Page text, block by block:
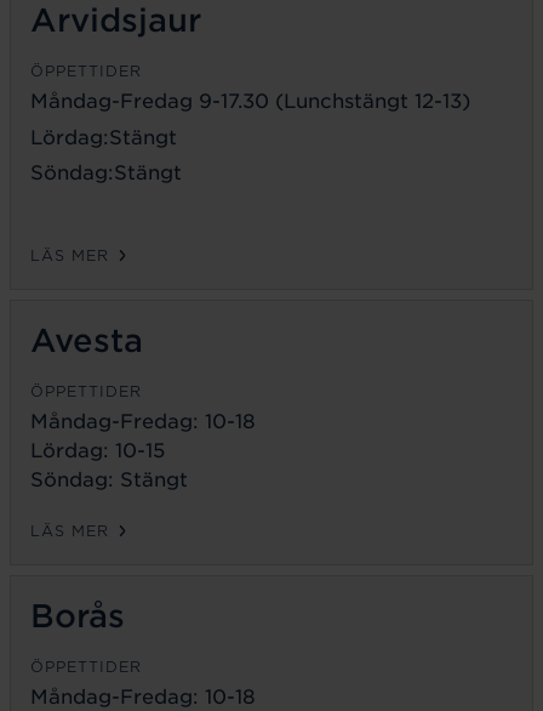
Arvidsjaur
ÖPPETTIDER
Måndag-Fredag 9-17.30 (Lunchstängt 12-13)
Lördag:Stängt
Söndag:Stängt
LÄS MER
Avesta
ÖPPETTIDER
Måndag-Fredag: 10-18
Lördag: 10-15
Söndag: Stängt
LÄS MER
Borås
ÖPPETTIDER
Måndag-Fredag: 10-18